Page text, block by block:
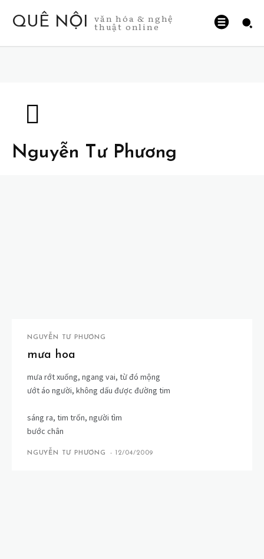
QUÊ NỘI văn hóa & nghệ
thuật online
Nguyễn Tư Phương
NGUYỄN TƯ PHƯƠNG
mưa hoa
mưa rớt xuống, ngang vai, từ đó mộng
ướt áo người, không dấu được đường tim
sáng ra, tim trốn, người tìm
bước chân
NGUYỄN TƯ PHƯƠNG - 12/04/2009